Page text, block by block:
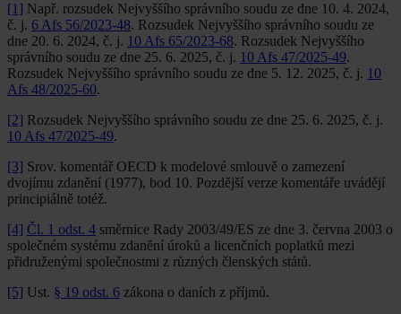
[1] Např. rozsudek Nejvyššího správního soudu ze dne 10. 4. 2024,
č. j. 6 Afs 56/2023-48. Rozsudek Nejvyššího správního soudu ze
dne 20. 6. 2024, č. j. 10 Afs 65/2023-68. Rozsudek Nejvyššího
správního soudu ze dne 25. 6. 2025, č. j. 10 Afs 47/2025-49.
Rozsudek Nejvyššího správního soudu ze dne 5. 12. 2025, č. j. 10
Afs 48/2025-60.
[2] Rozsudek Nejvyššího správního soudu ze dne 25. 6. 2025, č. j.
10 Afs 47/2025-49.
[3] Srov. komentář OECD k modelové smlouvě o zamezení
dvojímu zdanění (1977), bod 10. Pozdější verze komentáře uvádějí
principiálně totéž.
[4] Čl. 1 odst. 4 směrnice Rady 2003/49/ES ze dne 3. června 2003 o
společném systému zdanění úroků a licenčních poplatků mezi
přidruženými společnostmi z různých členských států.
[5] Ust. § 19 odst. 6 zákona o daních z příjmů.